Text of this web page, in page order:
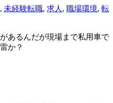
, 未経験転職, 求人 , 職場環境, 転